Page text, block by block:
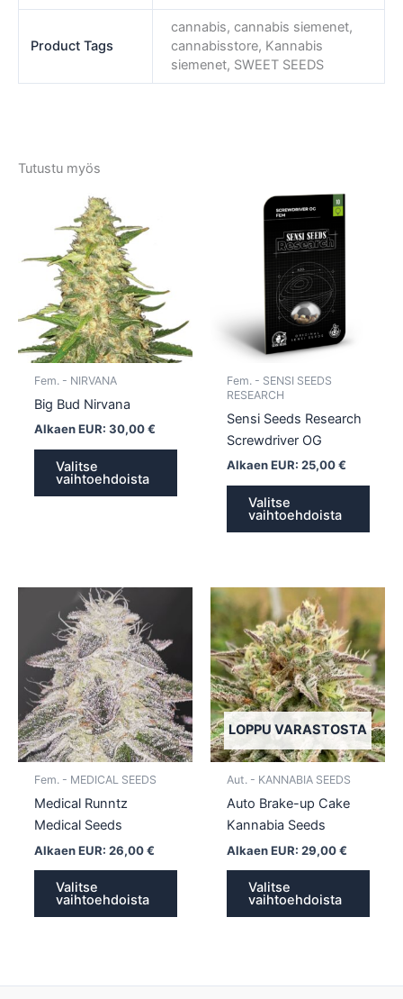
Product Tags
cannabis, cannabis siemenet,
cannabisstore, Kannabis
siemenet, SWEET SEEDS
Tutustu myös
Fem. - NIRVANA
Big Bud Nirvana
Alkaen EUR: 30,00€
Valitse
vaihtoehdoista
tehdä
valinnat
Fem. - SENSI SEEDS
RESEARCH
Sensi Seeds Research
Screwdriver OG
Alkaen EUR: 25,00€
Valitse
vaihtoehdoista
Fem. - MEDICAL SEEDS
Medical Runntz
Medical Seeds
Alkaen EUR: 26,00€
Valitse
vaihtoehdoista
tuotteella
useampi
muunnelma.
Voit
tehdä
valinnat
LOPPU VARASTOSTA
Aut. - KANNABIA SEEDS
Auto Brake-up Cake
Kannabia Seeds
Alkaen EUR: 29,00€
Valitse
vaihtoehdoista
on
Voit
tehdä